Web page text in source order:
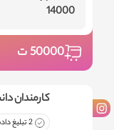
14000
50000ت
کارمندان
2 تبلیغ داده شده